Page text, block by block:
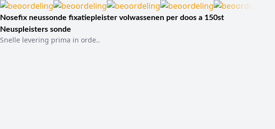
Nosefix neussonde fixatiepleister volwassenen per doos a 150st
Neuspleisters sonde
Snelle levering prima in orde..